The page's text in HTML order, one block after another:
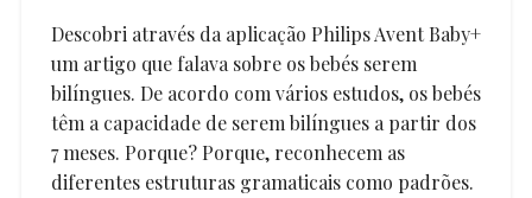
Descobri através da aplicação Philips Avent Baby+
um artigo que falava sobre os bebés serem
bilíngues. De acordo com vários estudos, os bebés
têm a capacidade de serem bilíngues a partir dos
7 meses. Porque? Porque, reconhecem as
diferentes estruturas gramaticais como padrões.